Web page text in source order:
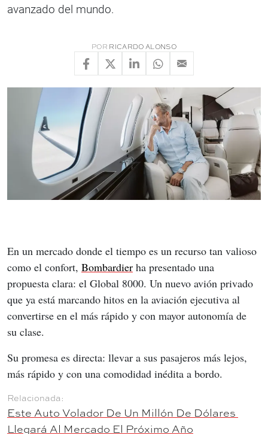
avanzado del mundo.
POR RICARDO ALONSO
En un mercado donde el tiempo es un recurso tan valioso
como el confort, Bombardier ha presentado una
propuesta clara: el Global 8000. Un nuevo avión privado
que ya está marcando hitos en la aviación ejecutiva al
convertirse en el más rápido y con mayor autonomía de
su clase.
Su promesa es directa: llevar a sus pasajeros más lejos,
más rápido y con una comodidad inédita a bordo.
Este Auto Volador De Un Millón De Dólares
Llegará Al Mercado El Próximo Año